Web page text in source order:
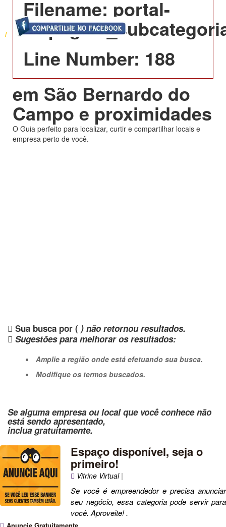
Filename: portal-
17/
Line Number: 188
em São Bernardo do
Campo e proximidades
O Guia perfeito para localizar, curtir e compartilhar locais e
empresa perto de você.
/
Sua busca por ( ) não retornou resultados.
Sugestões para melhorar os resultados:
Amplie a região onde está efetuando sua busca.
Modifique os termos buscados.
Se alguma empresa ou local que você conhece não
está sendo apresentado,
inclua gratuitamente.
Espaço disponível, seja o
primeiro!
Vitrine Virtual|
Se você é empreendedor e precisa anunciar
seu negócio, essa categoria pode servir para
você. Aproveite! .